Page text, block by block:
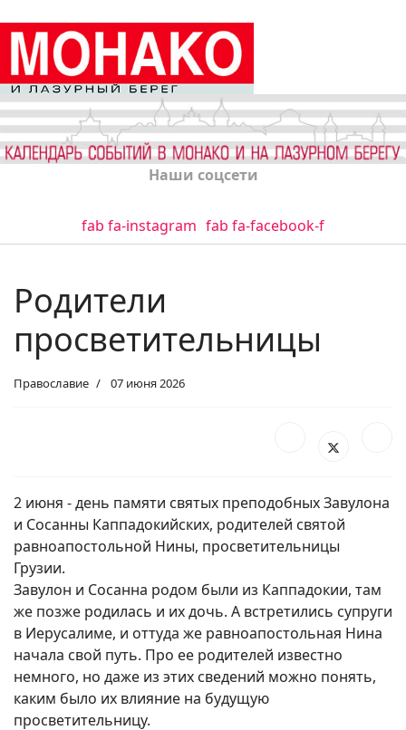
Наши соцсети
fab fa-instagram fab fa-facebook-f
Родители
просветительницы
Православие 07 июня 2026
2 июня - день памяти святых преподобных Завулона
и Сосанны Каппадокийских, родителей святой
равноапостольной Нины, просветительницы
Грузии.
Завулон и Сосанна родом были из Каппадокии, там
же позже родилась и их дочь. А встретились супруги
в Иерусалиме, и оттуда же равноапостольная Нина
начала свой путь. Про ее родителей известно
немного, но даже из этих сведений можно понять,
каким было их влияние на будущую
просветительницу.